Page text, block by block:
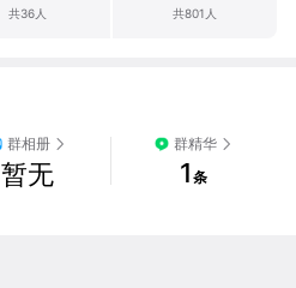
共36人 共801人
群相册
暂无
群精华
1 条